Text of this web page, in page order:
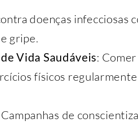
doenças infecciosas
gripe.
Vida Saudáveis:
físicos
de